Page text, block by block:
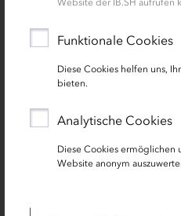
Website der IB.SH aufrufen
Funktionale Cookies
Diese Cookies helfen uns,
bieten.
Analytische Cookies
Diese Cookies ermöglichen
Website anonym
Sitemap
Kontakt
Startseite